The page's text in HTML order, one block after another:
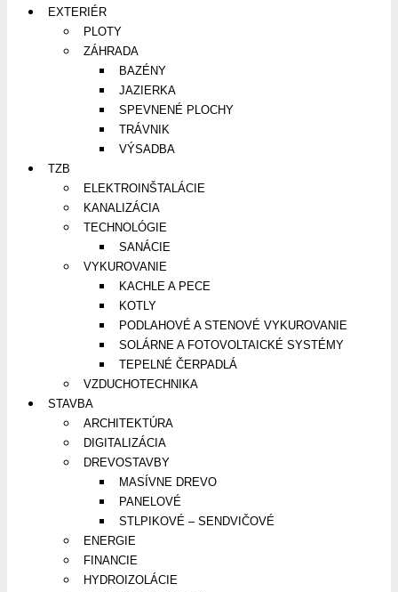
EXTERIÉR
PLOTY
ZÁHRADA
BAZÉNY
JAZIERKA
SPEVNENÉ PLOCHY
TRÁVNIK
VÝSADBA
TZB
ELEKTROINŠTALÁCIE
KANALIZÁCIA
TECHNOLÓGIE
SANÁCIE
VYKUROVANIE
KACHLE A PECE
KOTLY
PODLAHOVÉ A STENOVÉ VYKUROVANIE
SOLÁRNE A FOTOVOLTAICKÉ SYSTÉMY
TEPELNÉ ČERPADLÁ
VZDUCHOTECHNIKA
STAVBA
ARCHITEKTÚRA
DIGITALIZÁCIA
DREVOSTAVBY
MASÍVNE DREVO
PANELOVÉ
STLPIKOVÉ – SENDVIČOVÉ
ENERGIE
FINANCIE
HYDROIZOLÁCIE